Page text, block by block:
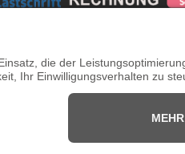
Online Support
Kostenlose
nach dem Kauf!